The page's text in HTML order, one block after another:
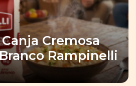
Cremosa
Rampinelli